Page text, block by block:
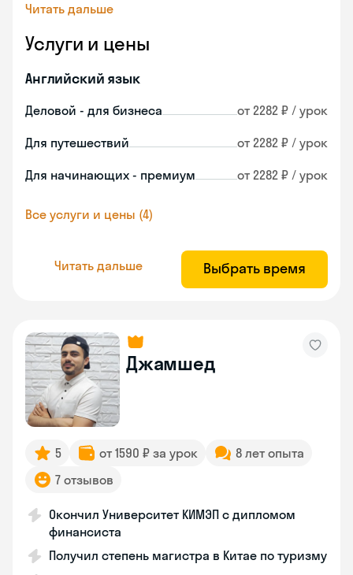
Читать дальше
Услуги и цены
Английский язык
Деловой - для бизнеса от 2282 ₽ / урок
Для путешествий от 2282 ₽ / урок
Для начинающих - премиум от 2282 ₽ / урок
Все услуги и цены (4)
Читать дальше Выбрать время
Джамшед
5 от 1590 ₽ за урок
8 лет опыта
7 отзывов
Окончил Университет КИМЭП с дипломом
финансиста
Получил степень магистра в Китае по туризму